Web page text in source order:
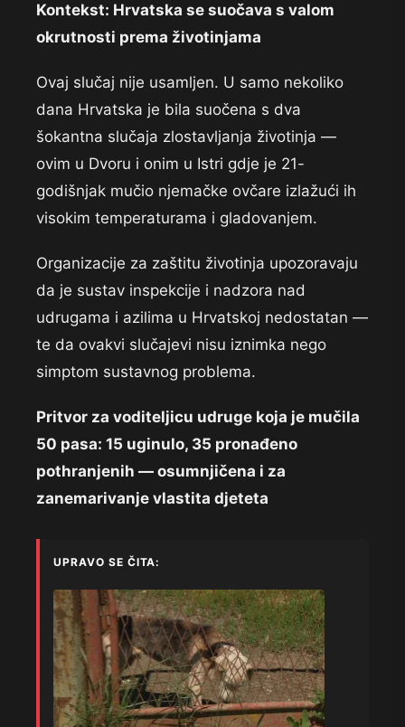
Kontekst: Hrvatska se suočava s valom
okrutnosti prema životinjama
Ovaj slučaj nije usamljen. U samo nekoliko
dana Hrvatska je bila suočena s dva
šokantna slučaja zlostavljanja životinja —
ovim u Dvoru i onim u Istri gdje je 21-
godišnjak mučio njemačke ovčare izlažući ih
visokim temperaturama i gladovanjem.
Organizacije za zaštitu životinja upozoravaju
da je sustav inspekcije i nadzora nad
udrugama i azilima u Hrvatskoj nedostatan —
te da ovakvi slučajevi nisu iznimka nego
simptom sustavnog problema.
Pritvor za voditeljicu udruge koja je mučila
50 pasa: 15 uginulo, 35 pronađeno
pothranjenih — osumnjičena i za
zanemarivanje vlastita djeteta
UPRAVO SE ČITA: